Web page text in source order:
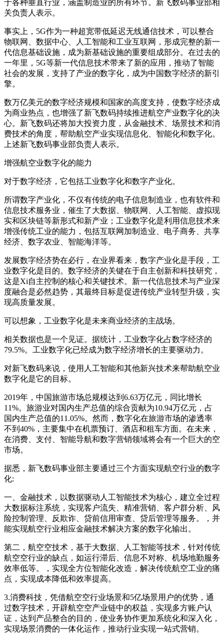
于各种垂直行业，涵盖制造业的所有环节。新飞数码事业部相
关负责人表示。
事实上，5G作为一种超宽带低延迟无线通信技术，可以整合
物联网、数据中心、人工智能和工业互联网，形成完整的新一
代信息基础设施，成为新基础设施的重要组成部分。在过去的
一年里，5G等新一代信息技术带来了新的应用，推动了智能
社会的发展，支持了产业的数字化，成为中国数字经济的新引
擎。
数万亿美元的数字经济规模和国家的高度支持，使数字经济成
为商业热点，也增强了新飞数码持续推进航空产业数字化的决
心。新飞数码还将加大投资力度，从金融技术、场景技术和消
费技术的角度，帮助航空产业实现信息化、智能化和数字化。
上述新飞数码事业部负责人表示。
增强航空业数字化的能力
对于数字经济，它包括工业数字化和数字产业化。
所谓数字产业化，不仅有传统的电子信息制造业，也有软件和
信息技术服务业，催生了大数据、物联网、人工智能、虚拟现
实和区块链等新形式和新产业；工业数字化是利用信息技术来
增强传统工业的能力，包括互联网加制造业、电子商务、共享
经济、数字农业、智能海洋等。
发展数字经济势在必行，在业界看来，数字产业化是手段，工
业数字化是目的。数字经济的关键在于自主创新和科技研究，
这是Xi自主控制的核心和关键技术。新一代信息技术与产业深
度融合是必然趋势，其最终目标是促进传统产业转型升级，实
现高质量发展。
可以想象，工业数字化是未来商业经济的主战场。
相关数据也是一个见证。据统计，工业数字化占数字经济的
79.5%。工业数字化已经成为数字经济增长的主要驱动力。
对新飞数码来说，使用人工智能和其他新兴技术来帮助航空业
数字化是它的目标。
2019年，中国旅游市场总规模达到6.63万亿元，同比增长
11%。旅游业对国内生产总值的综合贡献为10.94万亿元，占
国内生产总值的11.05%。然而，数字化在旅游市场的渗透率
不到40%，主要集中在机票预订、酒店和租车方面。在未来，
在消费、支付、智能导航和数字营销领域将会有一个巨大的空
市场。
据悉，新飞数码事业部主要通过三个方面实现航空行业的数字
化:
一、金融技术，以数据驱动人工智能技术为核心，建立全过程
大数据标注系统，实现客户流失、精准营销、客户群分析、风
险控制管理、反欺诈、贷前信用审查、贷后管理等服务。，并
能实现航空行业相应金融技术解决方案的数字化输出。
第二，航空空技术，基于大数据、人工智能等技术，针对传统
航空空行业的缺点，如运行滞后、信息不对称、机场地勤服务
效率低等。，实现全方位智能化改造，解决传统航空工业的痛
点，实现成本降低和效率提高。
3.消费科技，凭借航空空行业场景和5亿场景用户的优势，通
过数字技术，开辟航空空产业链中的权益，实现多方账户认
证，达到产品整合的目的，使业务协作更加系统化和深入化，
实现场景消费的一体化运作，推动行业实现一站式营销。